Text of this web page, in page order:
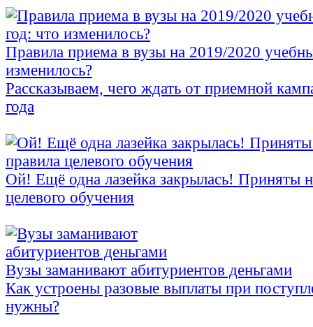
Правила приема в вузы на 2019/2020
изменилось?
Рассказываем, чего ждать от приемной
года
Ой! Ещё одна лазейка закрылась! Приняты
целевого обучения
Вузы заманивают абитуриентов деньгами
Как устроены разовые выплаты при
нужны?